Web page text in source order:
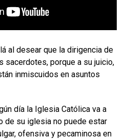
al desear que la dirigencia de
sacerdotes, porque a su juicio,
inmiscuidos en asuntos
día la Iglesia Católica va a
de su iglesia no puede estar
ofensiva y pecaminosa en